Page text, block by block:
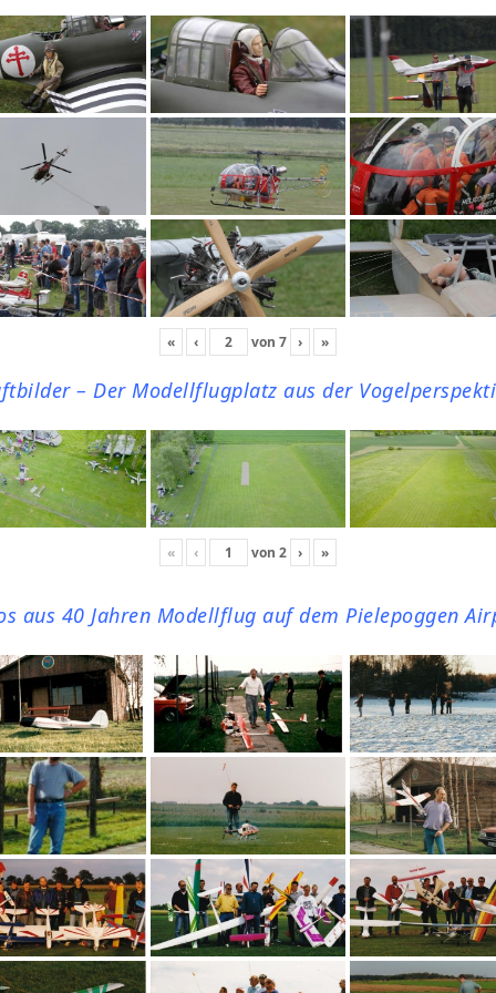
« ‹ von 7 › »
– Der Modellflugplatz aus der
« ‹ von 2 › »
aus 40 Jahren Modellflug auf dem Pielepoggen